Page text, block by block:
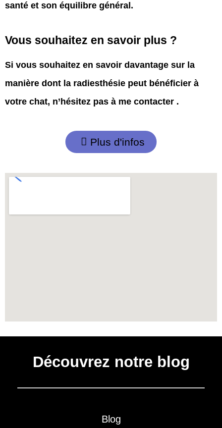
santé et son équilibre général.
Vous souhaitez en savoir plus ?
Si vous souhaitez en savoir davantage sur la
manière dont la radiesthésie peut bénéficier à
votre chat, n’hésitez pas à me contacter .
Plus d'infos
Découvrez notre blog
Blog